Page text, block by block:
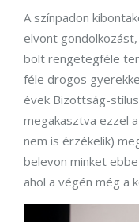
A színpadon
elvont
bolt rengetegféle
féle drogos
évek Bizottság-
megakasztva ezzel
nem is érzékelik)
belevon minket
ahol a végén még a